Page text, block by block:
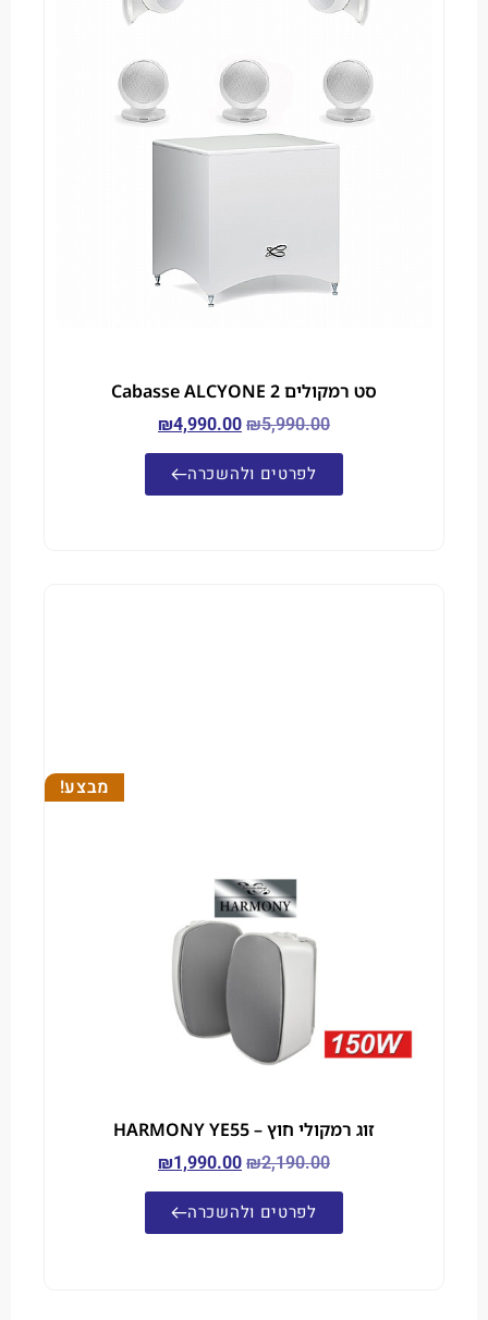
סט רמקולים Cabasse ALCYONE 2
₪
₪4,990.00
לפרטים ולהשכרה
זוג רמקולי חוץ – HARMONY YE55
₪
₪1,990.00
לפרטים ולהשכרה